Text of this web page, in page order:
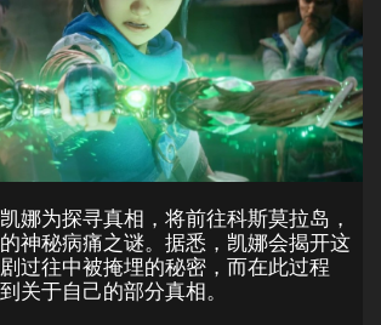
娜为探寻真相，将前往科斯莫拉岛，
神秘病痛之谜。据悉，凯娜会揭开这
过往中被掩埋的秘密，而在此过程
关于自己的部分真相。